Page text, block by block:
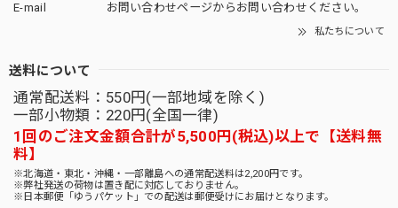
E-mail
お問い合わせページからお問い合わせください。
私たちについて
送料について
通常配送料：550円(一部地域を除く)
一部小物類：220円(全国一律)
1回のご注文金額合計が5,500円(税込)以上で【送料無
料】
※北海道・東北・沖縄・一部離島への通常配送料は2,200円です。
※弊社発送の荷物は置き配に対応しておりません。
※日本郵便「ゆうパケット」での配送は郵便受けにお届けとなります。